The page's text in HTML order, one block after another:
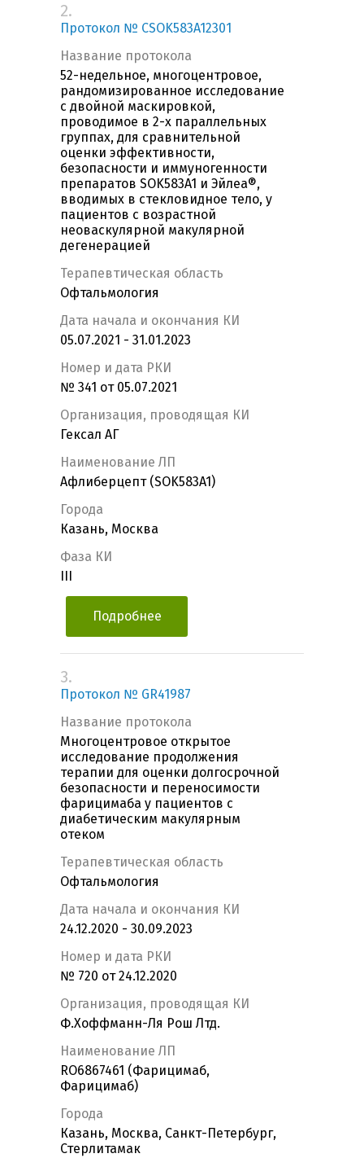
2.
Протокол № CSOK583A12301
Название протокола
52-недельное, многоцентровое,
рандомизированное исследование
с двойной маскировкой,
проводимое в 2-х параллельных
группах, для сравнительной
оценки эффективности,
безопасности и иммуногенности
препаратов SOK583A1 и Эйлеа®,
вводимых в стекловидное тело, у
пациентов с возрастной
неоваскулярной макулярной
дегенерацией
Терапевтическая область
Офтальмология
Дата начала и окончания КИ
05.07.2021 - 31.01.2023
Номер и дата РКИ
№ 341 от 05.07.2021
Организация, проводящая КИ
Гексал АГ
Наименование ЛП
Афлиберцепт (SOK583A1)
Города
Казань, Москва
Фаза КИ
Подробнее
3.
Протокол № GR41987
Название протокола
Многоцентровое открытое
исследование продолжения
терапии для оценки долгосрочной
безопасности и переносимости
фарицимаба у пациентов с
диабетическим макулярным
отеком
Терапевтическая область
Офтальмология
Дата начала и окончания КИ
24.12.2020 - 30.09.2023
Номер и дата РКИ
№ 720 от 24.12.2020
Организация, проводящая КИ
Ф.Хоффманн-Ля Рош Лтд.
Наименование ЛП
RO6867461 (Фарицимаб,
Фарицимаб)
Города
Казань, Москва, Санкт-Петербург,
Стерлитамак